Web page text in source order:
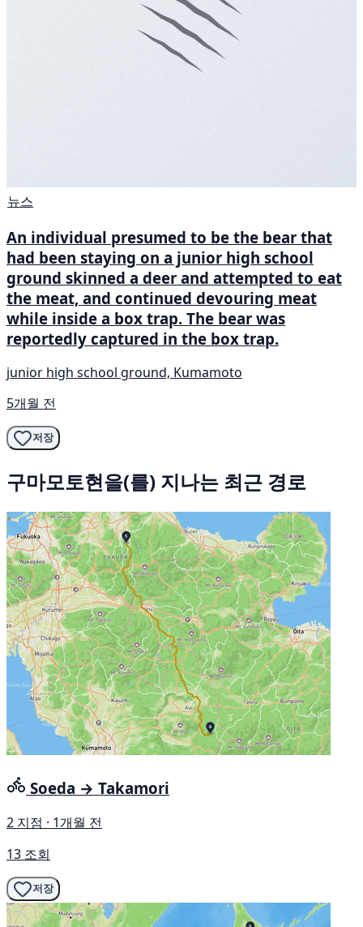
뉴스
An individual presumed to be the bear that
had been staying on a junior high school
ground skinned a deer and attempted to eat
the meat, and continued devouring meat
while inside a box trap. The bear was
reportedly captured in the box trap.
junior high school ground, Kumamoto
5개월 전
저장
구마모토현을(를) 지나는 최근 경로
Soeda → Takamori
2 지점 · 1개월 전
13 조회
저장